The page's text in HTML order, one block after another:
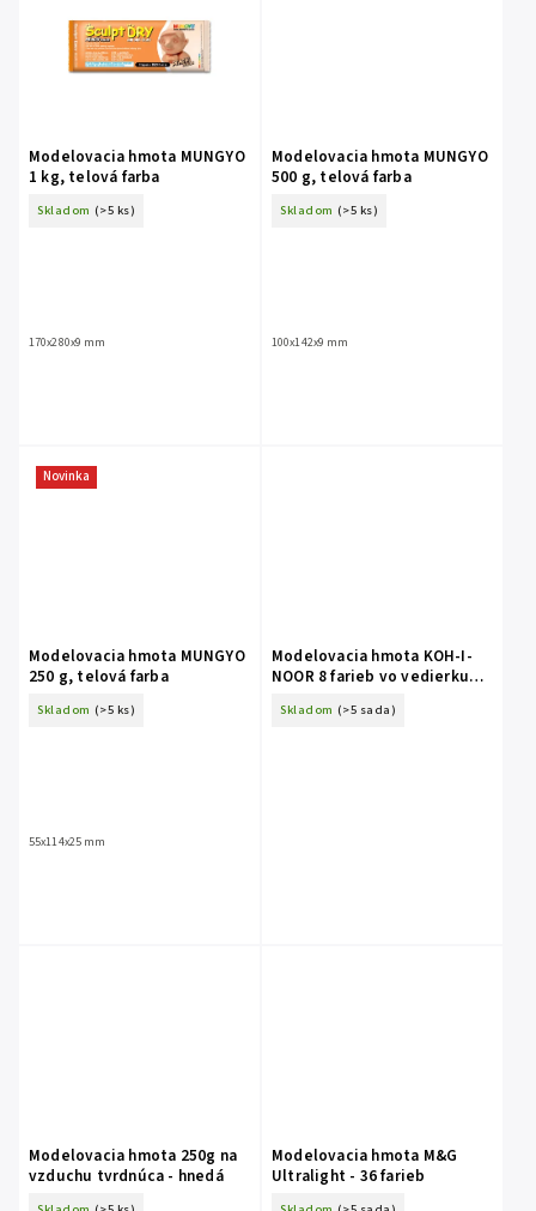
Modelovacia hmota MUNGYO
1 kg, telová farba
Skladom (>5 ks)
170x280x9 mm
Modelovacia hmota MUNGYO
500 g, telová farba
Skladom (>5 ks)
100x142x9 mm
Novinka
Modelovacia hmota MUNGYO
250 g, telová farba
Skladom (>5 ks)
55x114x25 mm
Modelovacia hmota KOH-I-
NOOR 8 farieb vo vedierku
Skladom (>5 sada)
Modelovacia hmota 250g na
vzduchu tvrdnúca - hnedá
Modelovacia hmota M&G
Ultralight - 36 farieb